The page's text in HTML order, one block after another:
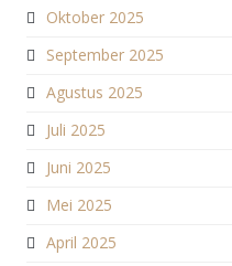
Oktober 2025
September 2025
Agustus 2025
Juli 2025
Juni 2025
Mei 2025
April 2025